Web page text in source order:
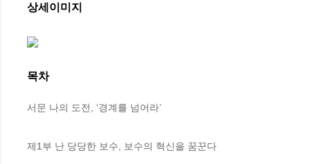
상세이미지
목차
서문 나의 도전, ‘경계를 넘어라’
제1부 난 당당한 보수, 보수의 혁신을 꿈꾼다